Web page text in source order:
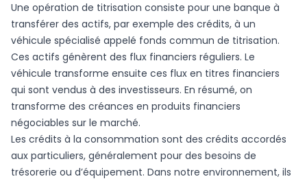
Une opération de titrisation consiste pour une banque à
transférer des actifs, par exemple des crédits, à un
véhicule spécialisé appelé fonds commun de titrisation.
Ces actifs génèrent des flux financiers réguliers. Le
véhicule transforme ensuite ces flux en titres financiers
qui sont vendus à des investisseurs. En résumé, on
transforme des créances en produits financiers
négociables sur le marché.
Les crédits à la consommation sont des crédits accordés
aux particuliers, généralement pour des besoins de
trésorerie ou d’équipement. Dans notre environnement, ils